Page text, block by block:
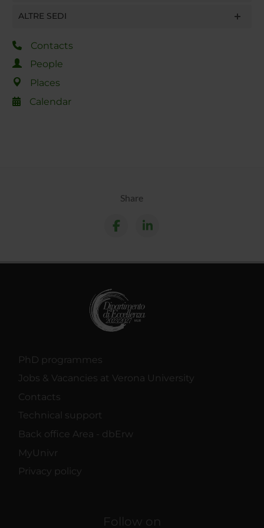
ALTRE SEDI
Contacts
People
Places
Calendar
Share
PhD programmes
Jobs & Vacancies at Verona University
Contacts
Technical support
Back office Area - dbErw
MyUnivr
Privacy policy
Follow on